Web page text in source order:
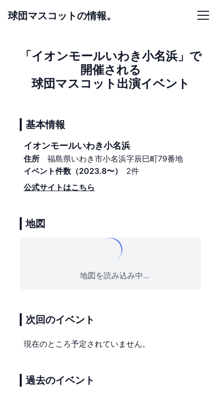
球団マスコットの情報。
「イオンモールいわき小名浜」で
開催される
球団マスコット出演イベント
基本情報
イオンモールいわき小名浜
住所
福島県いわき市小名浜字辰巳町79番地
イベント件数（2023.8〜）
2件
公式サイトはこちら
地図
地図を読み込み中...
次回のイベント
現在のところ予定されていません。
過去のイベント